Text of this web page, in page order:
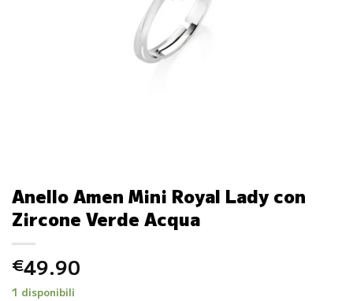
Anello Amen Mini Royal Lady con
Zircone Verde Acqua
€49.90
1 disponibili